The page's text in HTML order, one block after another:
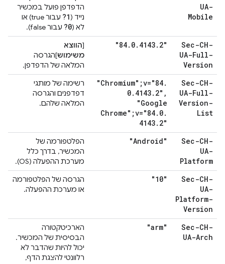
UA-
Mobile
הדפדפן פועל במכשיר
נייד (?1
עבור true) או
לא (?0 עבור false).
Sec-CH-
UA-Full-
Version
"84. 0. 4143. 2"
[הווצא
משימוש]הגרסה
המלאה של הדפדפן.
Sec-CH-
UA-Full-
Version-
List
"Chromium";v="84.
0. 4143. 2" ,
"Google
Chrome";v="84. 0.
4143. 2"
רשימה של מותגי
דפדפנים והגרסה
המלאה שלהם.
Sec-CH-
UA-
Platform
"Android"
הפלטפורמה של
המכשיר, בדרך כלל
מערכת ההפעלה (OS).
Sec-CH-
UA-
Platform-
Version
"10"
הגרסה של הפלטפורמה
או מערכת ההפעלה.
Sec-CH-
UA-Arch
"arm"
הארכיטקטורה
הבסיסית של המכשיר.
יכול להיות שהדבר לא
רלוונטי להצגת הדף,